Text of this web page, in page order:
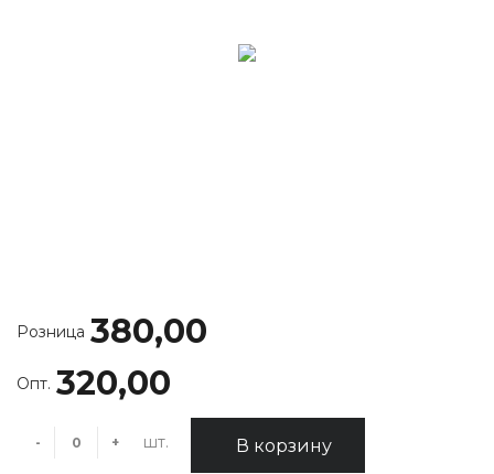
Розница 380,00
Опт. 320,00
- + шт. В корзину